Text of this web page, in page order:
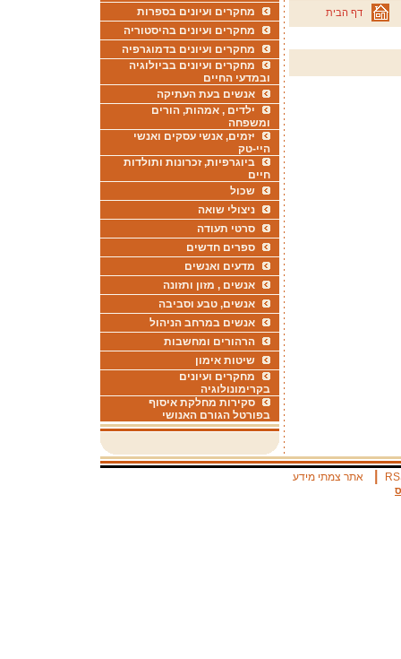
דף הבית
מחקרים ועיונים בספרות
מחקרים ועיונים בהיסטוריה
מחקרים ועיונים בדמוגרפיה
מחקרים ועיונים בביולוגיה
ובמדעי החיים
אנשים בעת העתיקה
ילדים , אמהות, הורים
ומשפחה
יזמים, אנשי עסקים ואנשי
היי-טק
ביוגרפיות, זכרונות ותולדות
חיים
שכול
ניצולי שואה
סרטי תעודה
ספרים חדשים
מדעים ואנשים
אנשים , מזון ותזונה
אנשים, טבע וסביבה
אנשים במרחב הניהול
הרהורים ומחשבות
שיטות אימון
מחקרים ועיונים
בקרימונולוגיה
סקירות מחלקת איסוף
בפורטל הגורם האנושי
אתר צמתי מידע